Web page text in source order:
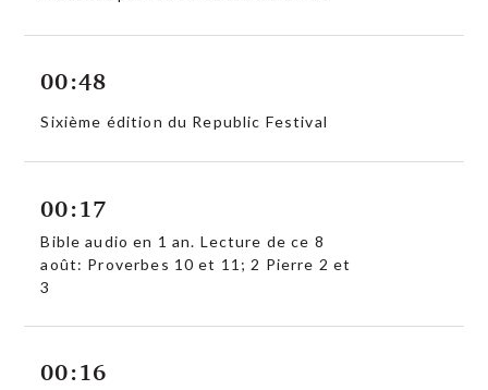
00:48
Sixième édition du Republic Festival
00:17
Bible audio en 1 an. Lecture de ce 8
août: Proverbes 10 et 11; 2 Pierre 2 et
3
00:16